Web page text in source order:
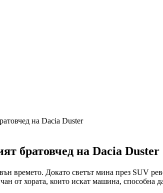
на Dacia Duster
братовчед на Dacia Duster
времето. Докато светът мина през SUV
от хората, които искат машина, способна